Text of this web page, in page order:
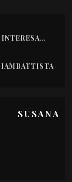
INTERESA…
SUSANA